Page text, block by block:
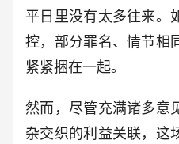
平日里没有太多往来。
控，部分罪名、情节相
紧紧捆在一起。
然而，尽管充满诸多意
杂交织的利益关联，这